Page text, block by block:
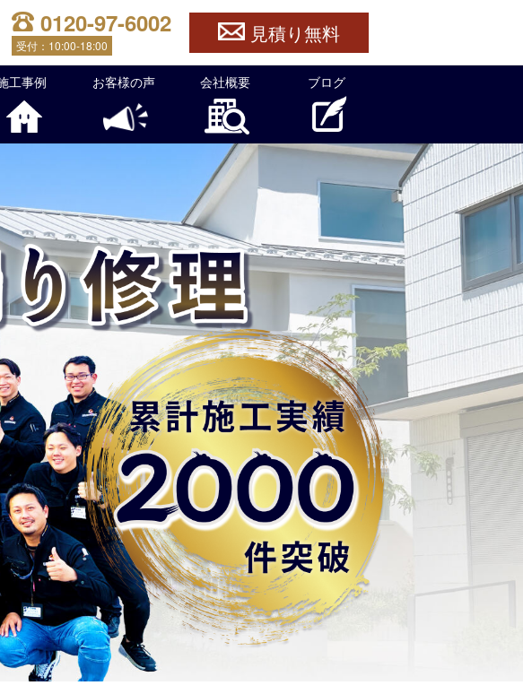
0120-97-6002
受付： 10:00-18:00 見積り無料
ことでお困りなら官兵衛ルーフへ！
工事例 お客様の声 会社概要 ブログ